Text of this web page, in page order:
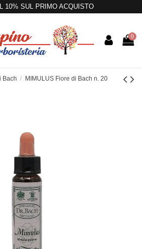
10% SUL PRIMO ACQUISTO
0
Bach MIMULUS Fiore di Bach n. 20